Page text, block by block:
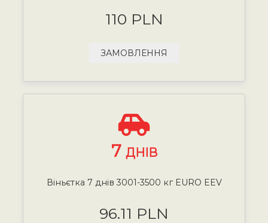
110 PLN
ЗАМОВЛЕННЯ
7 ДНІВ
Віньєтка 7 днів 3001-3500 кг EURO EEV
96.11 PLN